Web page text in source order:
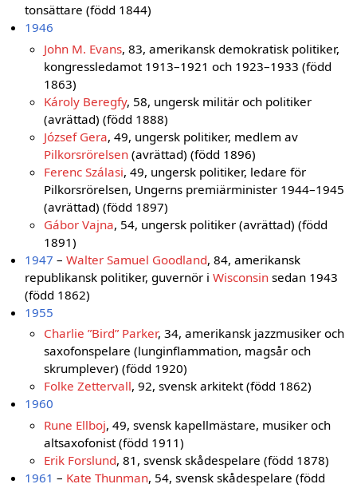
tonsättare (född 1844)
1946
John M. Evans, 83, amerikansk demokratisk politiker,
kongressledamot 1913–1921 och 1923–1933 (född
1863)
Károly Beregfy, 58, ungersk militär och politiker
(avrättad) (född 1888)
József Gera, 49, ungersk politiker, medlem av
Pilkorsrörelsen (avrättad) (född 1896)
Ferenc Szálasi, 49, ungersk politiker, ledare för
Pilkorsrörelsen, Ungerns premiärminister 1944–1945
(avrättad) (född 1897)
Gábor Vajna, 54, ungersk politiker (avrättad) (född
1891)
1947 –Walter Samuel Goodland, 84, amerikansk
republikansk politiker, guvernör iWisconsin sedan 1943
(född 1862)
1955
Charlie ”Bird” Parker, 34, amerikansk jazzmusiker och
saxofonspelare (lunginflammation, magsår och
skrumplever) (född 1920)
Folke Zettervall, 92, svensk arkitekt (född 1862)
1960
Rune Ellboj, 49, svensk kapellmästare, musiker och
altsaxofonist (född 1911)
Erik Forslund, 81, svensk skådespelare (född 1878)
1961 – Kate Thunman, 54, svensk skådespelare (född